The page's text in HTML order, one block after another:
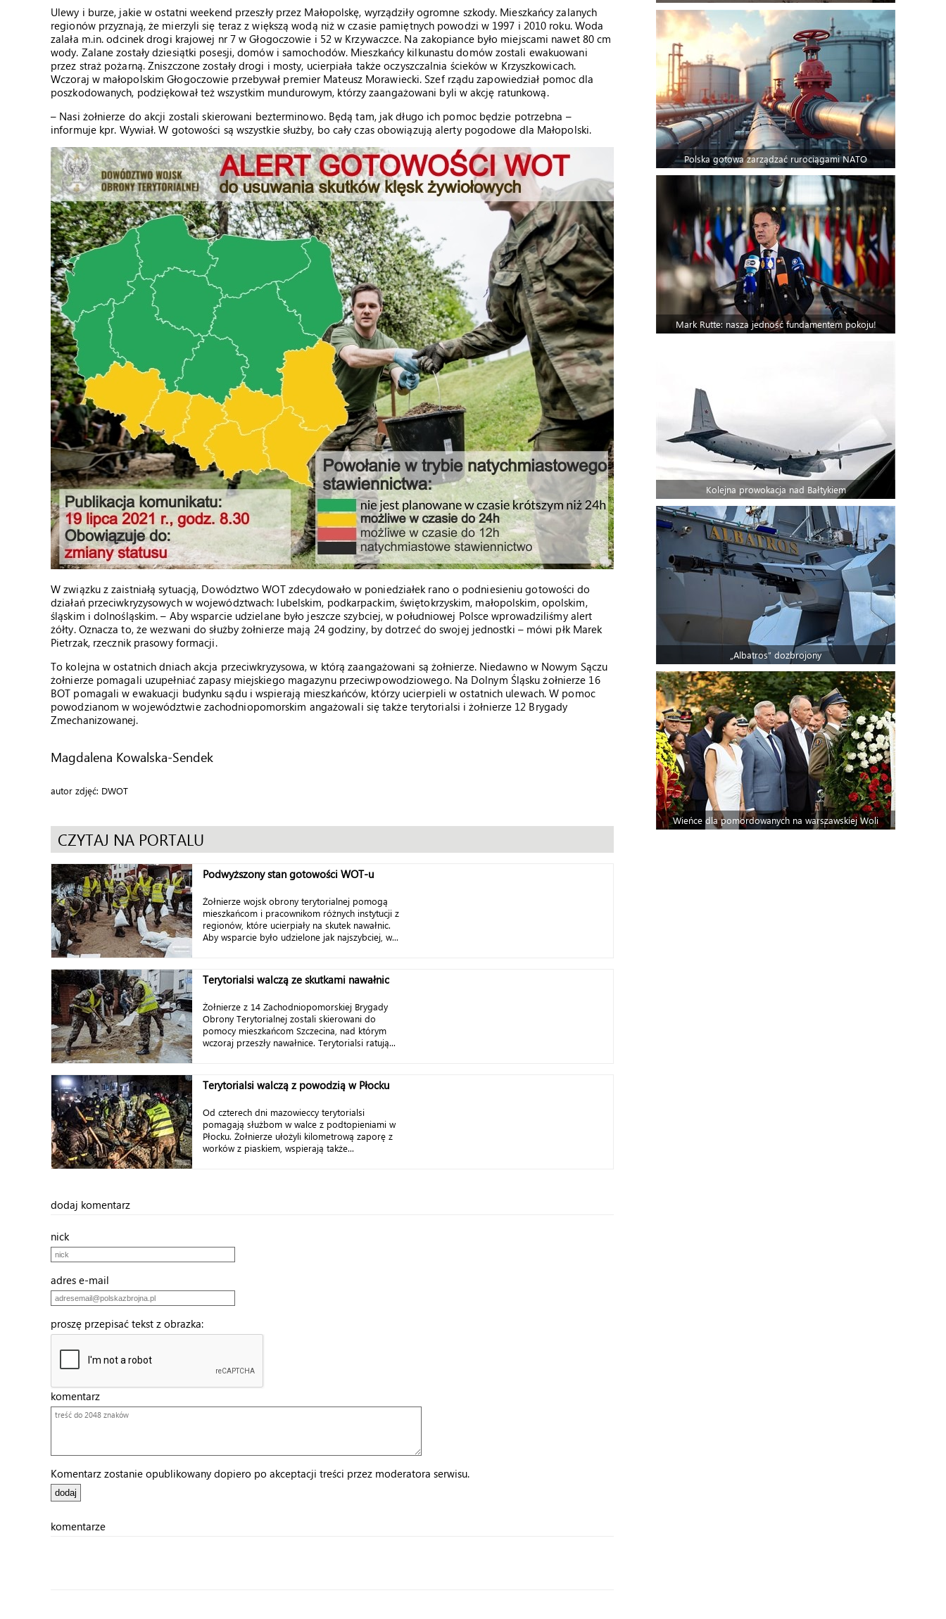
Ulewy i burze, jakie w ostatni weekend przeszły przez Małopolskę, wyrządziły ogromne szkody. Mieszkańcy zalanych
regionów przyznają, że mierzyli się teraz z większą wodą niż w czasie pamiętnych powodzi w 1997 i 2010 roku. Woda
zalała m.in. odcinek drogi krajowej nr 7 w Głogoczowie i 52 w Krzywaczce. Na zakopiance było miejscami nawet 80 cm
wody. Zalane zostały dziesiątki posesji, domów i samochodów. Mieszkańcy kilkunastu domów zostali ewakuowani
przez straż pożarną. Zniszczone zostały drogi i mosty, ucierpiała także oczyszczalnia ścieków w Krzyszkowicach.
Wczoraj w małopolskim Głogoczowie przebywał premier Mateusz Morawiecki. Szef rządu zapowiedział pomoc dla
poszkodowanych, podziękował też wszystkim mundurowym, którzy zaangażowani byli w akcję ratunkową.
– Nasi żołnierze do akcji zostali skierowani bezterminowo. Będą tam, jak długo ich pomoc będzie potrzebna –
informuje kpr. Wywiał. W gotowości są wszystkie służby, bo cały czas obowiązują alerty pogodowe dla Małopolski.
W związku z zaistniałą sytuacją, Dowództwo WOT zdecydowało w poniedziałek rano o podniesieniu gotowości do
działań przeciwkryzysowych w województwach: lubelskim, podkarpackim, świętokrzyskim, małopolskim, opolskim,
śląskim i dolnośląskim. – Aby wsparcie udzielane było jeszcze szybciej, w południowej Polsce wprowadziliśmy alert
żółty. Oznacza to, że wezwani do służby żołnierze mają 24 godziny, by dotrzeć do swojej jednostki – mówi płk Marek
Pietrzak, rzecznik prasowy formacji.
To kolejna w ostatnich dniach akcja przeciwkryzysowa, w którą zaangażowani są żołnierze. Niedawno w Nowym Sączu
żołnierze pomagali uzupełniać zapasy miejskiego magazynu przeciwpowodziowego. Na Dolnym Śląsku żołnierze 16
BOT pomagali w ewakuacji budynku sądu i wspierają mieszkańców, którzy ucierpieli w ostatnich ulewach. W pomoc
powodzianom w województwie zachodniopomorskim angażowali się także terytorialsi i żołnierze 12 Brygady
Zmechanizowanej.
Magdalena Kowalska-Sendek
autor zdjęć: DWOT
CZYTAJ NA PORTALU
Podwyższony stan gotowości WOT-u
Żołnierze wojsk obrony terytorialnej pomogą
mieszkańcom i pracownikom różnych instytucji z
regionów, które ucierpiały na skutek nawałnic.
Aby wsparcie było udzielone jak najszybciej, w...
Terytorialsi walczą ze skutkami nawałnic
Żołnierze z 14 Zachodniopomorskiej Brygady
Obrony Terytorialnej zostali skierowani do
pomocy mieszkańcom Szczecina, nad którym
wczoraj przeszły nawałnice. Terytorialsi ratują...
Terytorialsi walczą z powodzią w Płocku
Od czterech dni mazowieccy terytorialsi
pomagają służbom w walce z podtopieniami w
Płocku. Żołnierze ułożyli kilometrową zaporę z
worków z piaskiem, wspierają także...
dodaj komentarz
nick
adres e-mail
proszę przepisać tekst z obrazka:
komentarz
Komentarz zostanie opublikowany dopiero po akceptacji treści przez moderatora serwisu.
komentarze
Polska gotowa zarządzać rurociągami NATO
Mark Rutte: nasza jedność fundamentem pokoju!
Kolejna prowokacja nad Bałtykiem
„Albatros” dozbrojony
Wieńce dla pomordowanych na warszawskiej Woli